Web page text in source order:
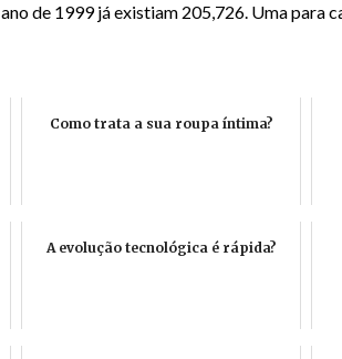
ano de 1999 já existiam 205,726. Uma para
Como trata a sua roupa íntima?
A evolução tecnológica é rápida?